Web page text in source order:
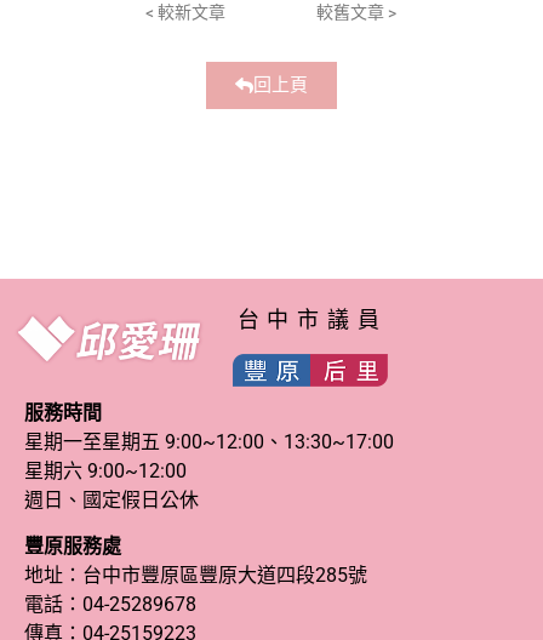
< 較新文章 較舊文章 >
回上頁
台中市議員
服務時間
星期一至星期五 9:00~12:00、13:30~17:00
星期六 9:00~12:00
週日、國定假日公休
豐原服務處
地址：台中市豐原區豐原大道四段285號
電話： 04-25289678
傳真：04-25159223